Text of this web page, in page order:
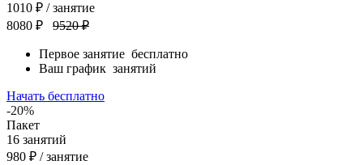
1010 ₽ / занятие
8080 ₽
9520 ₽
Первое занятие бесплатно
Ваш график занятий
Начать бесплатно
-20%
Пакет
16 занятий
980 ₽ / занятие